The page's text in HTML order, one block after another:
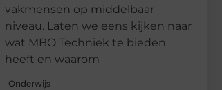
vakmensen op middelbaar
niveau. Laten we eens kijken naar
wat MBO Techniek te bieden
heeft en waarom
Onderwijs